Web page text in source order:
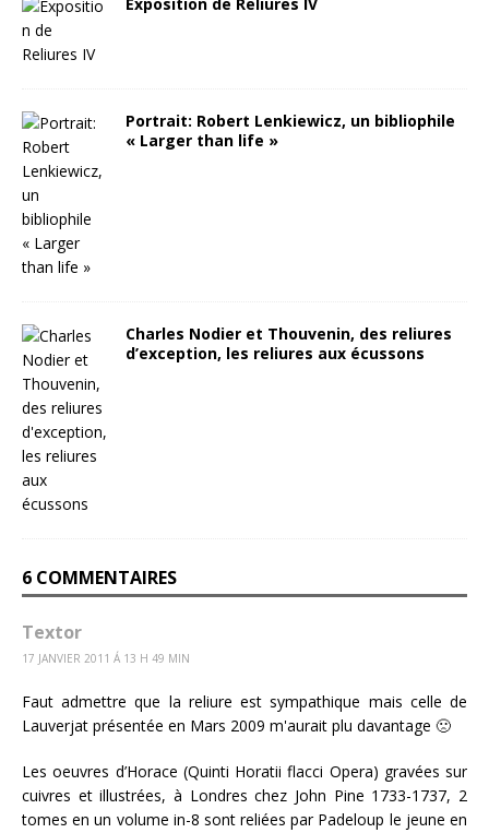
Portrait: Robert Lenkiewicz, un bibliophile
« Larger than life »
Charles Nodier et Thouvenin, des reliures
d’exception, les reliures aux écussons
6 COMMENTAIRES
Textor
17 JANVIER 2011 Á 13 H 49 MIN
Faut admettre que la reliure est sympathique mais celle de
Lauverjat présentée en Mars 2009 m'aurait plu davantage 🙁
Les oeuvres d’Horace (Quinti Horatii flacci Opera) gravées sur
cuivres et illustrées, à Londres chez John Pine 1733-1737, 2
tomes en un volume in-8 sont reliées par Padeloup le jeune en